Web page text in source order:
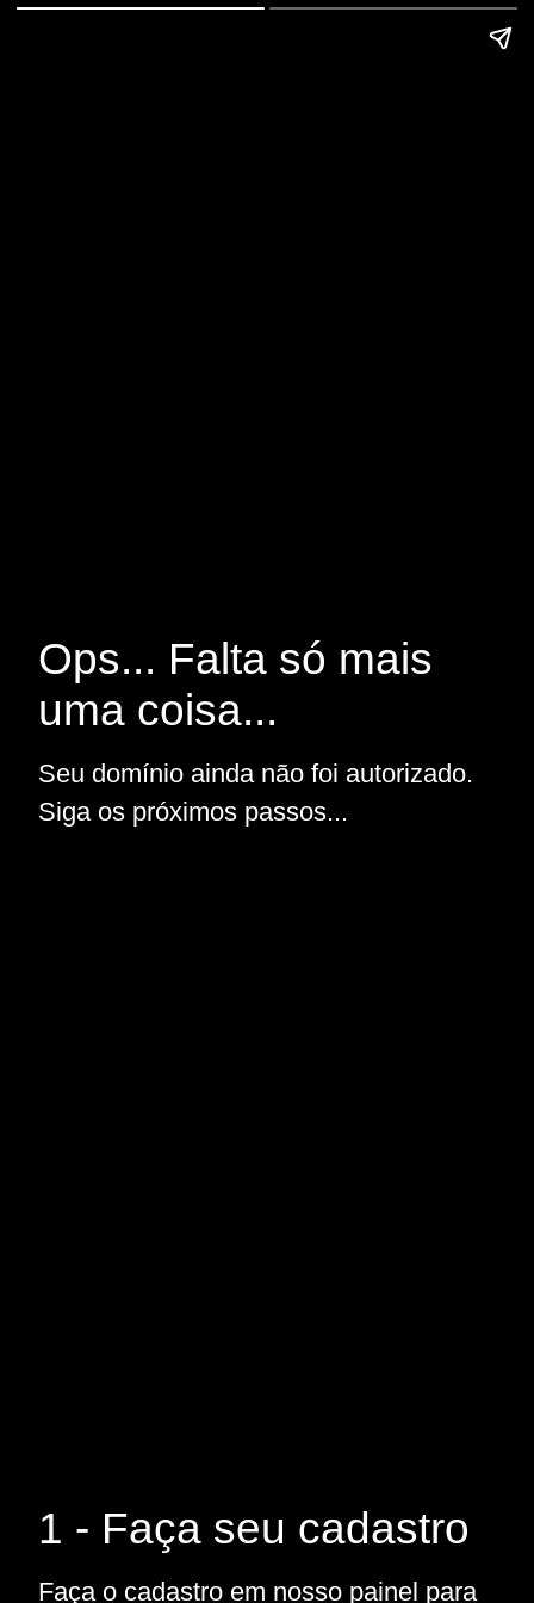
Ops... Falta só mais
uma coisa...
Seu domínio ainda não foi autorizado.
Siga os próximos passos...
1 - Faça seu cadastro
Faça o cadastro em nosso painel para